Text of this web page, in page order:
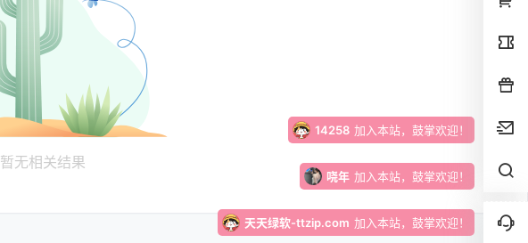
暂无相关结果
哓年 加入本站，鼓掌欢迎！
天天绿软-ttzip.com 加入本站，鼓掌欢迎！
bozi1 签到奖励 131 点积分，继续坚持！